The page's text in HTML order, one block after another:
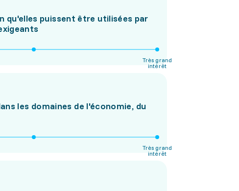
qu'elles puissent être utilisées par
Très grand
intérêt
les domaines de l'économie, du
Très grand
intérêt